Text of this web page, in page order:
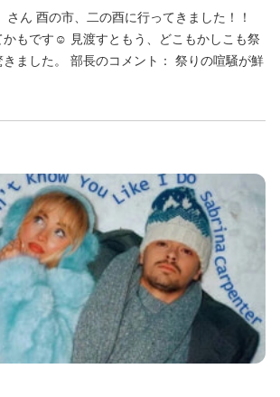
さん 酉の市、二の酉に行ってきました！！
もです☺️ 見渡すともう、どこもかしこも祭
きました。 部長のコメント： 祭りの喧騒が鮮